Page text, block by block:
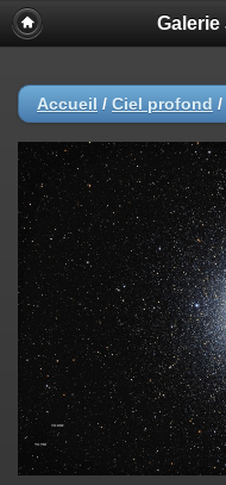
Accueil / Ciel profond /